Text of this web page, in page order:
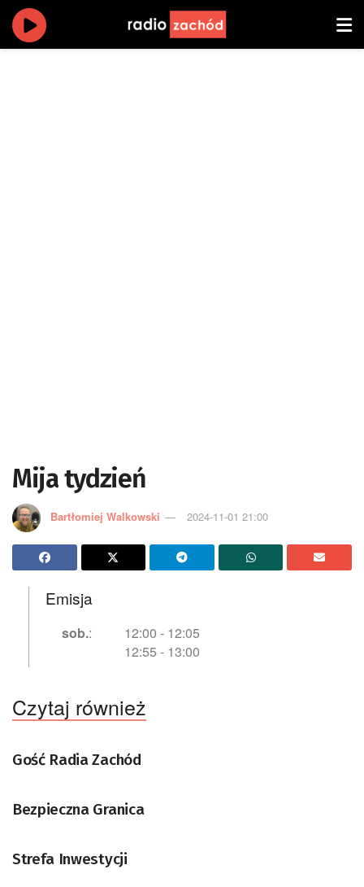
Mija tydzień
Bartłomiej Walkowski 2024-11-01 21:00
Emisja
sob.: 12:00 - 12:05
12:55 - 13:00
Czytaj również
Gość Radia Zachód
Bezpieczna Granica
Strefa Inwestycji